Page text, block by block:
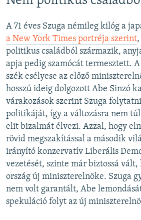
A 71 éves Szuga némileg kilóg a
a New York Times portréja szerint
politikus családból származik,
apja pedig szamócát termesztett.
szék esélyese az előző
hosszú ideig dolgozott Abe Sinzó
várakozások szerint Szuga
politikáját, így a változásra nem
elit bizalmát élvezi. Azzal, hogy
rövid megszakítással a második
irányító konzervatív Liberális
vezetését, szinte már biztossá vált,
ország új miniszterelnöke. Szuga
nem volt garantált, Abe
spekuláció folyt az új